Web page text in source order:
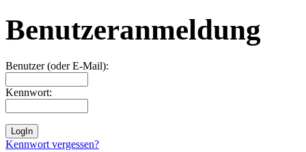
Benutzeranmeldung
Benutzer (oder E-Mail):
Kennwort:
Kennwort vergessen?